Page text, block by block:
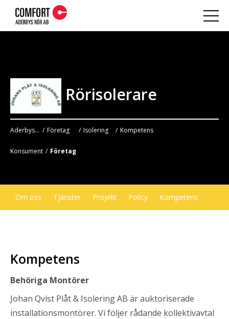
Rörisolerare
Aderbys Rör Företag Isolering Kompetens
Konsument Företag
Om oss Tjänster Projekt Policy Kompetens
Kompetens
Behöriga Montörer
Johan Qvist Plåt & Isolering AB är auktoriserade
installationsmontörer. Vi följer rådande kollektivavtal